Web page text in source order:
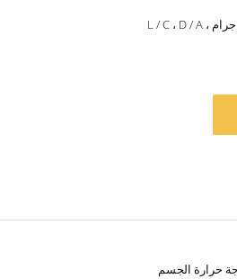
حرارة الجسم